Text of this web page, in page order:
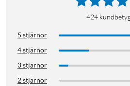
424
5 stjärnor
4 stjärnor
3 stjärnor
2 stjärnor